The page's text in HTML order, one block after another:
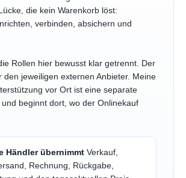
die kein Warenkorb löst:
verbinden, absichern und
Rollen hier bewusst klar getrennt. Der
den jeweiligen externen Anbieter. Meine
vor Ort ist eine separate
und beginnt dort, wo der Onlinekauf
Händler übernimmt Verkauf,
Rechnung, Rückgabe,